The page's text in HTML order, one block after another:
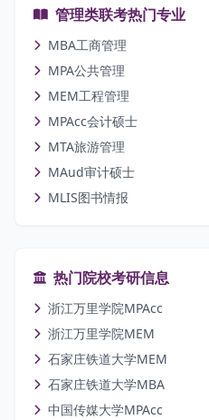
管理类联考热门专业
MBA工商管理
MPA公共管理
MEM工程管理
MPAcc会计硕士
MTA旅游管理
MAud审计硕士
MLIS图书情报
热门院校考研信息
浙江万里学院MPAcc
浙江万里学院MEM
石家庄铁道大学MEM
石家庄铁道大学MBA
中国传媒大学MPAcc